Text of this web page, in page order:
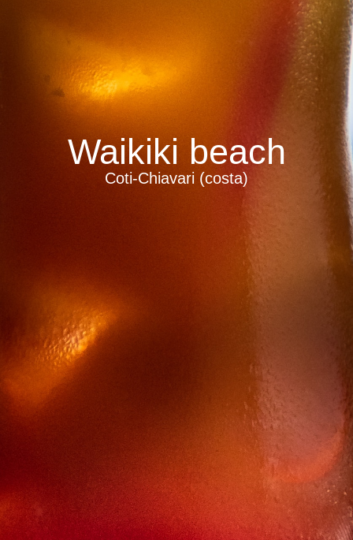
Waikiki beach
Coti-Chiavari (costa)